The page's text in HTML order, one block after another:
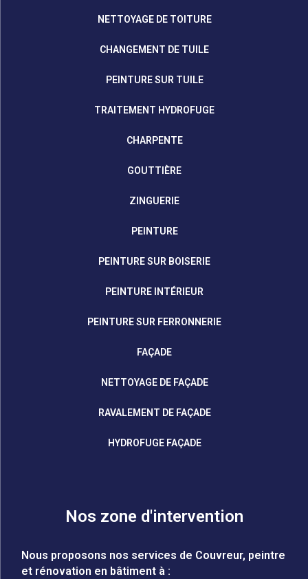
NETTOYAGE DE TOITURE
CHANGEMENT DE TUILE
PEINTURE SUR TUILE
TRAITEMENT HYDROFUGE
CHARPENTE
GOUTTIÈRE
ZINGUERIE
PEINTURE
PEINTURE SUR BOISERIE
PEINTURE INTÉRIEUR
PEINTURE SUR FERRONNERIE
FAÇADE
NETTOYAGE DE FAÇADE
RAVALEMENT DE FAÇADE
HYDROFUGE FAÇADE
Nos zone d'intervention
Nous proposons nos services de Couvreur, peintre
et rénovation en bâtiment à :